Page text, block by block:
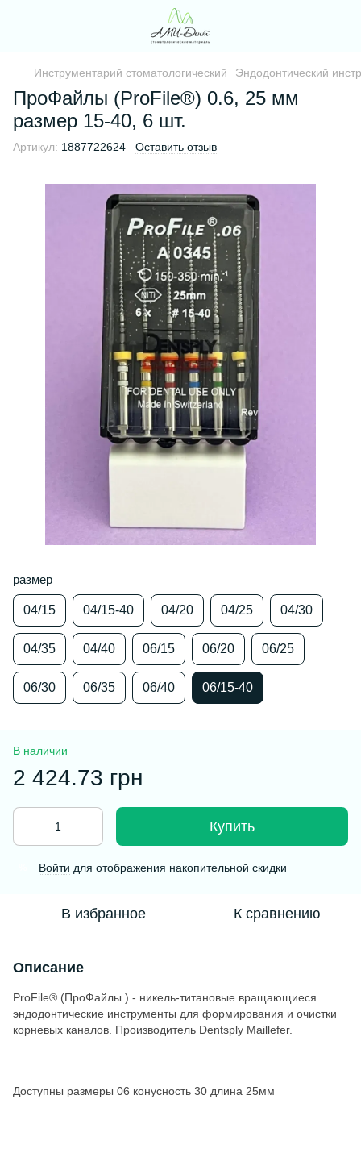
Инструментарий стоматологический Эндодонтический
ПроФайлы (ProFile®) 0.6, 25 мм
размер 15-40, 6 шт.
Артикул: 1887722624 Оставить отзыв
размер
04/15 04/15-40 04/20 04/25 04/30
04/35 04/40 06/15 06/20 06/25
06/30 06/35 06/40 06/15-40
В наличии
2 424.73 грн
Купить
Войти для отображения накопительной скидки
В избранное К сравнению
Описание
ProFile® (ПроФайлы ) - никель-титановые вращающиеся
эндодонтические инструменты для формирования и очистки
корневых каналов. Производитель Dentsply Maillefer.
Доступны размеры 06 конусность 30 длина 25мм